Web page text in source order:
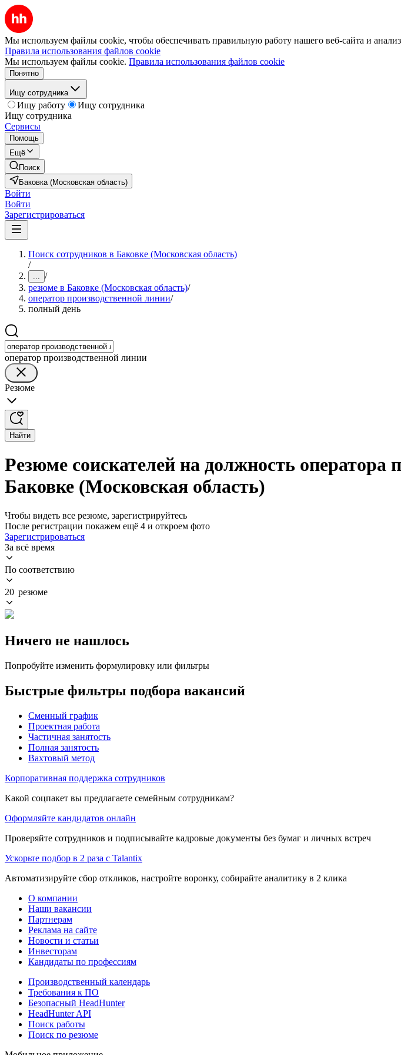
Мы используем файлы cookie, чтобы обеспечивать правильную работу нашего веб-сайта и
Правила использования файлов cookie
Мы используем файлы cookie. Правила использования файлов cookie
Понятно
Ищу сотрудника
Ищу работу
Ищу сотрудника
Ищу сотрудника
Сервисы
Помощь
Ещё
Поиск
Баковка (Московская область)
Войти
Войти
Зарегистрироваться
Поиск сотрудников в Баковке (Московская область)
/
... /
резюме в Баковке (Московская область)/
оператор производственной линии/
полный день
оператор производственной линии
Резюме
Найти
Резюме соискателей на должность
Баковке (Московская область)
Чтобы видеть все резюме, зарегистрируйтесь
После регистрации покажем ещё 4 и откроем фото
Зарегистрироваться
За всё время
По соответствию
20 резюме
Ничего не нашлось
Попробуйте изменить формулировку или фильтры
Быстрые фильтры подбора вакансий
Сменный график
Проектная работа
Частичная занятость
Полная занятость
Вахтовый метод
Корпоративная поддержка сотрудников
Какой соцпакет вы предлагаете семейным сотрудникам?
Оформляйте кандидатов онлайн
Проверяйте сотрудников и подписывайте кадровые документы без бумаг и личных встреч
Ускорьте подбор в 2 раза с Talantix
Автоматизируйте сбор откликов, настройте воронку, собирайте аналитику в 2 клика
О компании
Наши вакансии
Партнерам
Реклама на сайте
Новости и статьи
Инвесторам
Кандидаты по профессиям
Производственный календарь
Требования к ПО
Безопасный HeadHunter
HeadHunter API
Поиск работы
Поиск по резюме